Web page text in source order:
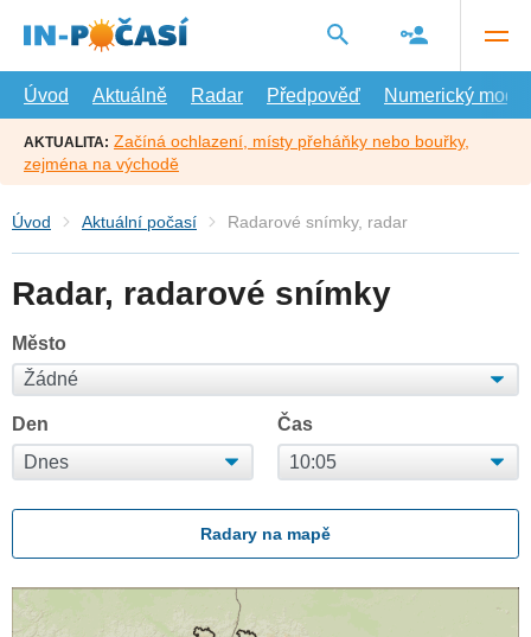
hlavní
Úvod
Aktuálně Radar Předpověď Numerický model
AKTUALITA: Začíná ochlazení, místy přeháňky nebo bouřky,
zejména na východě
Úvod Aktuální počasí Radarové snímky, radar
Radar, radarové snímky
Město
Den Čas
Radary na mapě